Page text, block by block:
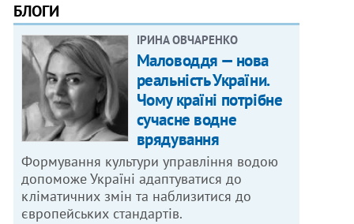
БЛОГИ
ІРИНА ОВЧАРЕНКО
Маловоддя — нова
реальність України.
Чому країні потрібне
сучасне водне
врядування
Формування культури управління водою
допоможе Україні адаптуватися до
кліматичних змін та наблизитися до
європейських стандартів.